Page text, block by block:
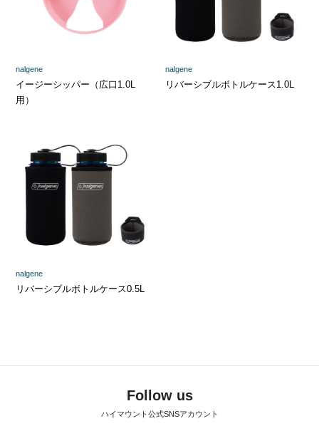
nalgene
イージーシッパー（広口1.0L
用）
nalgene
リバーシブルボトルケース1.0L
nalgene
リバーシブルボトルケース0.5L
Follow us
ハイマウント公式SNSアカウント